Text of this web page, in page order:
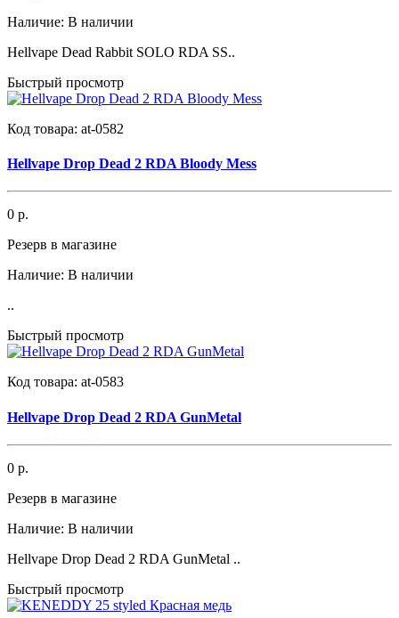
Наличие: В наличии
Hellvape Dead Rabbit SOLO RDA SS..
Быстрый просмотр
Код товара: at-0582
Hellvape Drop Dead 2 RDA Bloody Mess
0 р.
Резерв в магазине
Наличие: В наличии
..
Быстрый просмотр
Код товара: at-0583
Hellvape Drop Dead 2 RDA GunMetal
0 р.
Резерв в магазине
Наличие: В наличии
Hellvape Drop Dead 2 RDA GunMetal ..
Быстрый просмотр